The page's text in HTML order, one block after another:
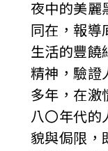
夜中的美麗
同在，報導
生活的豐饒
精神，驗證
多年，在激
八〇年代的
貌與侷限，